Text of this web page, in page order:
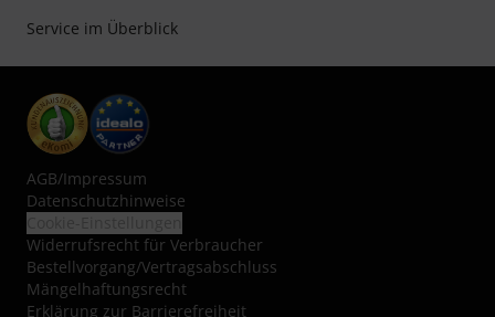
Service im Überblick
AGB/Impressum
Datenschutzhinweise
Widerrufsrecht für Verbraucher
Bestellvorgang/Vertragsabschluss
Mängelhaftungsrecht
Erklärung zur Barrierefreiheit